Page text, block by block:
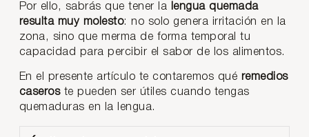
Por ello, sabrás que tener la
lengua quemada
resulta muy molesto: no solo genera irritación en la
zona, sino que merma de forma temporal tu
capacidad para percibir el sabor de los alimentos.
En el presente artículo te contaremos qué remedios
caseroste pueden ser útiles cuando tengas
quemaduras en la lengua.